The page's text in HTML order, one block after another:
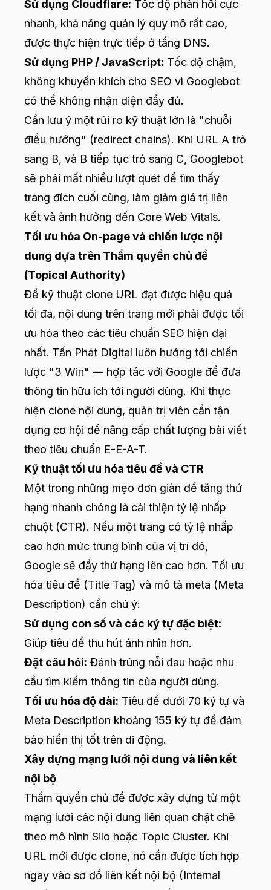
Sử dụng Cloudflare: Tốc độ phản hồi cực
nhanh, khả năng quản lý quy mô rất cao,
được thực hiện trực tiếp ở tầng DNS.
Sử dụng PHP / JavaScript: Tốc độ chậm,
không khuyến khích cho SEO vì Googlebot
có thể không nhận diện đầy đủ.
Cần lưu ý một rủi ro kỹ thuật lớn là "chuỗi
điều hướng" (redirect chains). Khi URL A trỏ
sang B, và B tiếp tục trỏ sang C, Googlebot
sẽ phải mất nhiều lượt quét để tìm thấy
trang đích cuối cùng, làm giảm giá trị liên
kết và ảnh hưởng đến Core Web Vitals.
Tối ưu hóa On-page và chiến lược nội
dung dựa trên Thẩm quyền chủ đề
(Topical Authority)
Để kỹ thuật clone URL đạt được hiệu quả
tối đa, nội dung trên trang mới phải được tối
ưu hóa theo các tiêu chuẩn SEO hiện đại
nhất. Tấn Phát Digital luôn hướng tới chiến
lược "3 Win" — hợp tác với Google để đưa
thông tin hữu ích tới người dùng. Khi thực
hiện clone nội dung, quản trị viên cần tận
dụng cơ hội để nâng cấp chất lượng bài viết
theo tiêu chuẩn E-E-A-T.
Kỹ thuật tối ưu hóa tiêu đề và CTR
Một trong những mẹo đơn giản để tăng thứ
hạng nhanh chóng là cải thiện tỷ lệ nhấp
chuột (CTR). Nếu một trang có tỷ lệ nhấp
cao hơn mức trung bình của vị trí đó,
Google sẽ đẩy thứ hạng lên cao hơn. Tối ưu
hóa tiêu đề (Title Tag) và mô tả meta (Meta
Description) cần chú ý:
Sử dụng con số và các ký tự đặc biệt:
Giúp tiêu đề thu hút ánh nhìn hơn.
Đặt câu hỏi: Đánh trúng nỗi đau hoặc nhu
cầu tìm kiếm thông tin của người dùng.
Tối ưu hóa độ dài: Tiêu đề dưới 70 ký tự và
Meta Description khoảng 155 ký tự để đảm
bảo hiển thị tốt trên di động.
Xây dựng mạng lưới nội dung và liên kết
nội bộ
Thẩm quyền chủ đề được xây dựng từ một
mạng lưới các nội dung liên quan chặt chẽ
theo mô hình Silo hoặc Topic Cluster. Khi
URL mới được clone, nó cần được tích hợp
ngay vào sơ đồ liên kết nội bộ (Internal